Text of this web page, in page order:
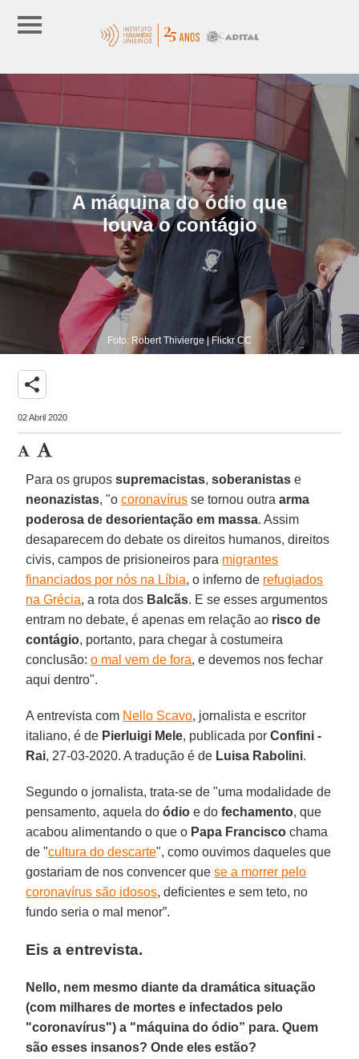
A máquina do ódio que
louva o contágio
Foto: Robert Thivierge | Flickr CC
share
02 Abril 2020
Para os grupossupremacistas,soberanistas e
neonazistas, "ocoronavírus se tornou outraarma
poderosa de desorientação em massa. Assim
desaparecem do debate os direitos humanos, direitos
civis, campos de prisioneiros para migrantes
financiados por nós na Líbia, o inferno de refugiados
na Grécia, a rota dos Balcãs. E se esses argumentos
entram no debate, é apenas em relação ao risco de
contágio, portanto, para chegar à costumeira
conclusão:o mal vem de fora, e devemos nos fechar
aqui dentro".
A entrevista com Nello Scavo, jornalista e escritor
italiano, é de Pierluigi Mele, publicada porConfini -
Rai, 27-03-2020. A tradução é de Luisa Rabolini.
Segundo o jornalista, trata-se de "uma modalidade de
pensamento, aquela doódio e dofechamento, que
acabou alimentando o que o Papa Francisco chama
de "cultura do descarte", como ouvimos daqueles que
gostariam de nos convencer quese a morrer pelo
coronavírus são idosos, deficientes e sem teto, no
fundo seria o mal menor”.
Eis a entrevista.
Nello, nem mesmo diante da dramática situação
(com milhares de mortes e infectados pelo
"coronavírus") a "máquina do ódio” para. Quem
são esses insanos? Onde eles estão?